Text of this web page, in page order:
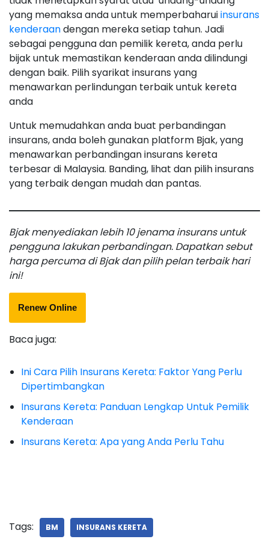
yang memaksa anda untuk memperbaharuiinsurans
kenderaandengan mereka setiap tahun. Jadi
sebagai pengguna dan pemilik kereta, anda perlu
bijak untuk memastikan kenderaan anda dilindungi
dengan baik. Pilih syarikat insurans yang
menawarkan perlindungan terbaik untuk kereta
anda
Untuk memudahkan anda buat perbandingan
insurans, anda boleh gunakan platform Bjak, yang
menawarkan perbandingan insurans kereta
terbesar di Malaysia. Banding, lihat dan pilih insurans
yang terbaik dengan mudah dan pantas.
Bjak menyediakan lebih 10 jenama insurans untuk
pengguna lakukan perbandingan. Dapatkan sebut
harga percuma di Bjak dan pilih pelan terbaik hari
ini!
Renew Online
Baca juga:
Ini Cara Pilih Insurans Kereta: Faktor Yang Perlu
Dipertimbangkan
Insurans Kereta: Panduan Lengkap Untuk Pemilik
Kenderaan
Insurans Kereta: Apa yang Anda Perlu Tahu
Tags: BM INSURANS KERETA